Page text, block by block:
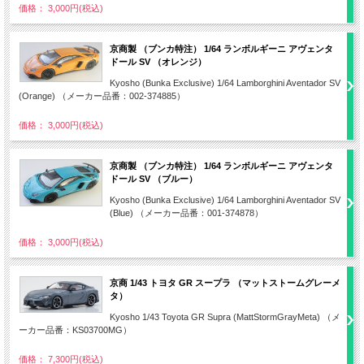
価格： 3,000円(税込)
京商製 （ブンカ特注） 1/64 ランボルギーニ アヴェンタ
ドール SV （オレンジ）
Kyosho (Bunka Exclusive) 1/64 Lamborghini Aventador SV
(Orange) （メーカー品番：002-374885）
価格： 3,000円(税込)
京商製 （ブンカ特注） 1/64 ランボルギーニ アヴェンタ
ドール SV （ブルー）
Kyosho (Bunka Exclusive) 1/64 Lamborghini Aventador SV
(Blue) （メーカー品番：001-374878）
価格： 3,000円(税込)
京商 1/43 トヨタ GR スープラ （マットストームグレーメ
タ）
Kyosho 1/43 Toyota GR Supra (MattStormGrayMeta) （メ
ーカー品番：KS03700MG）
価格： 7,300円(税込)